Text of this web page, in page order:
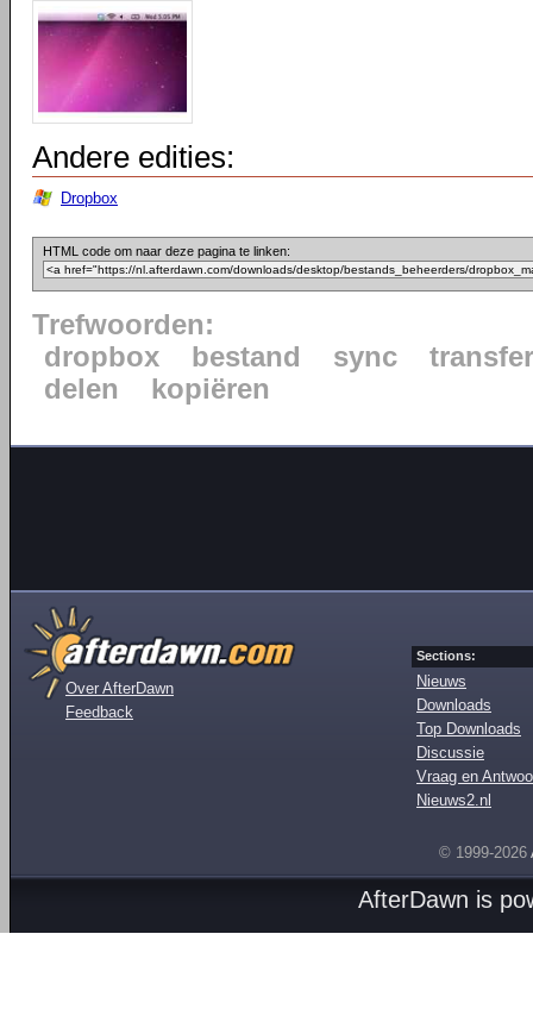
Andere edities:
Dropbox
HTML code om naar deze pagina te linken:
Trefwoorden:
dropbox
bestand sync
transfer
delen
kopiëren
Over AfterDawn
Feedback
Sections:
Nieuws
Downloads
Top Downloads
Discussie
Vraag en
Nieuws2.nl
© 1999-2026
AfterDawn is